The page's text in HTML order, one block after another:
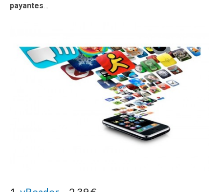
payantes…